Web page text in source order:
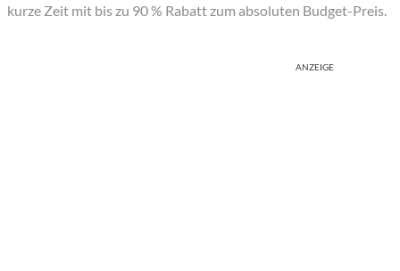
kurze Zeit mit bis zu 90 % Rabatt zum absoluten Budget-Preis.
ANZEIGE